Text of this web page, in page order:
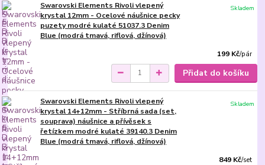
Swarovski Elements Rivoli vlepený
krystal 12mm - Ocelové náušnice pecky
puzety modré kulaté 51037.3 Denim
Blue (modrá tmavá, riflová, džínová)
199 Kč/pár
Skladem
Přidat do košíku
Swarovski Elements Rivoli vlepený
krystal 14+12mm - Stříbrná sada (set,
souprava) náušnice a přívěsek s
řetízkem modré kulaté 39140.3 Denim
Blue (modrá tmavá, riflová, džínová)
849 Kč/set
Skladem